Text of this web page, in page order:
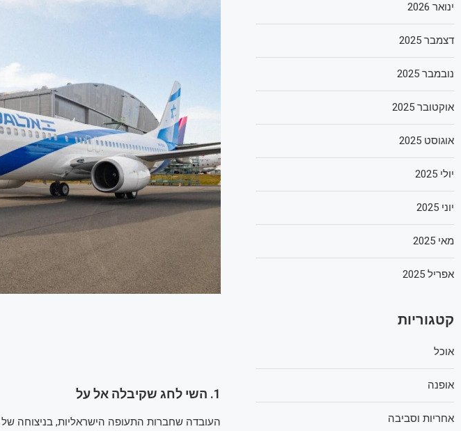
1. השי לחג שקיבלה אל על
העובדה שחברות התעופה הישראליות, בניצוחה
ינואר 2026
דצמבר 2025
נובמבר 2025
אוקטובר 2025
אוגוסט 2025
יולי 2025
יוני 2025
מאי 2025
אפריל 2025
קטגוריות
אוכל
אופנה
אחריות וסביבה